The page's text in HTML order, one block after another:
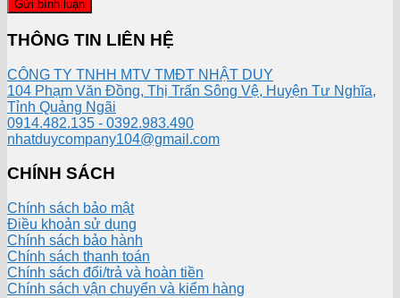
THÔNG TIN LIÊN HỆ
CÔNG TY TNHH MTV TMĐT NHẬT DUY
104 Phạm Văn Đồng, Thị Trấn Sông Vệ, Huyện Tư Nghĩa,
Tỉnh Quảng Ngãi
0914.482.135 - 0392.983.490
nhatduycompany104@gmail.com
CHÍNH SÁCH
Chính sách bảo mật
Điều khoản sử dụng
Chính sách bảo hành
Chính sách thanh toán
Chính sách đổi/trả và hoàn tiền
Chính sách vận chuyển và kiểm hàng